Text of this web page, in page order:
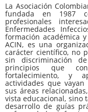
La Asociación
fundada en 1987
profesionales
Enfermedades
formación académica
ACIN, es una
carácter científico, no
sin discriminación
principios que
fortalecimiento, y
actividades que
sus áreas
vista educacional, sino
desarrollo de guías